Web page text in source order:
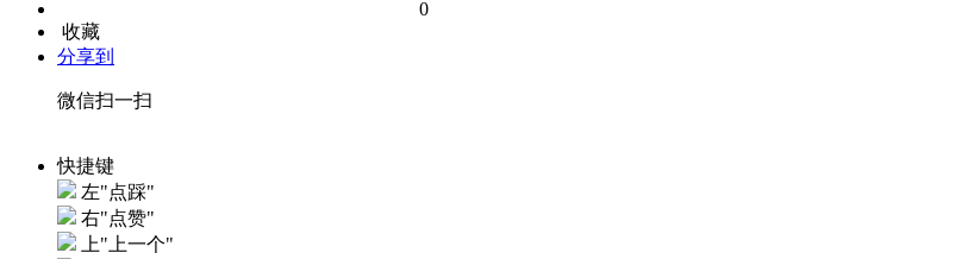
0
收藏
分享到
微信扫一扫
快捷键
左"点踩"
右"点赞"
上"上一个"